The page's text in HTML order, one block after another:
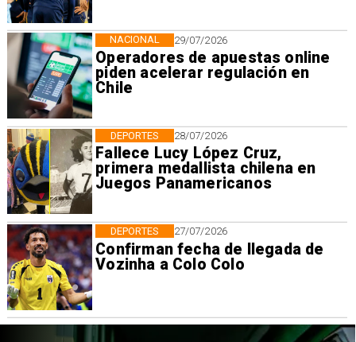
29/07/2026
Operadores de apuestas online
piden acelerar regulación en
Chile
NACIONAL
28/07/2026
Fallece Lucy López Cruz,
primera medallista chilena en
Juegos Panamericanos
DEPORTES
27/07/2026
Confirman fecha de llegada de
Vozinha a Colo Colo
DEPORTES